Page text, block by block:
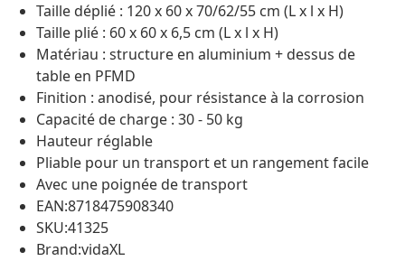
Taille déplié : 120 x 60 x 70/62/55 cm (L x l x H)
Taille plié : 60 x 60 x 6,5 cm (L x l x H)
Matériau : structure en aluminium + dessus de
table en PFMD
Finition : anodisé, pour résistance à la corrosion
Capacité de charge : 30 - 50 kg
Hauteur réglable
Pliable pour un transport et un rangement facile
Avec une poignée de transport
EAN:8718475908340
SKU:41325
Brand:vidaXL